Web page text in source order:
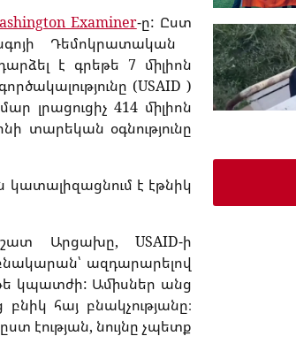
Examiner-ը: Ըստ
Դեմոկրատական
է գրեթե 7 միլիոն
(USAID )
լրացուցիչ 414 միլիոն
տարեկան օգնությունը
կատալիզացնում է էթնիկ
Արցախը, USAID-ի
ազդարարելով
կպատժի: Ամիսներ անց
հայ բնակչությանը։
էության, նույնը չպետք